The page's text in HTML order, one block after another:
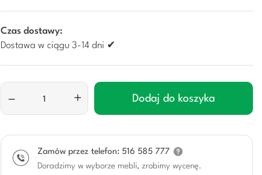
Czas dostawy:
Dostawa w ciągu 3-14 dni ✔
– + Dodaj do koszyka
Zamów przez telefon: 516 585 777
Doradzimy w wyborze mebli, zrobimy wycenę.